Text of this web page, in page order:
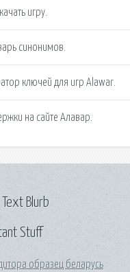
игру.
синонимов.
ключей для игр Alawar.
на сайте Алавар.
Stuff
образец беларусь
Blurb